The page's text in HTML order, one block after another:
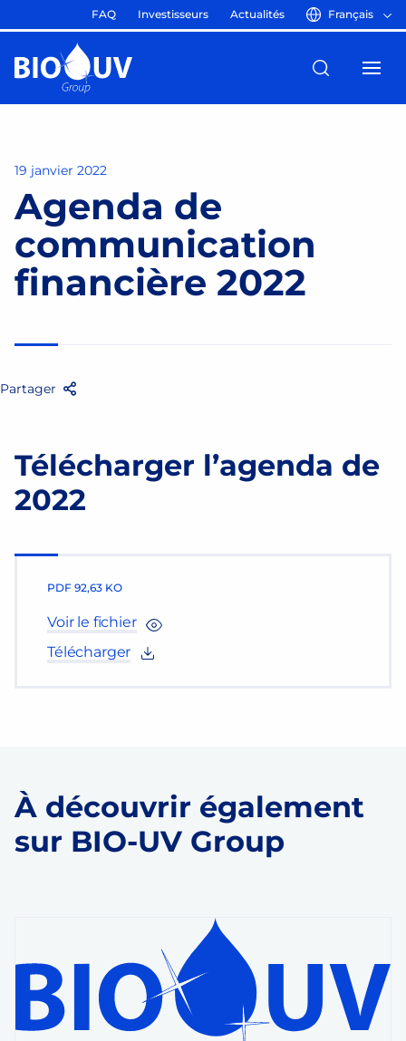
FAQ Investisseurs Actualités Français
19 janvier 2022
Agenda de
communication
financière 2022
Partager
Télécharger l’agenda de
2022
PDF 92,63 KO
Voir le fichier
Télécharger
À découvrir également
sur BIO-UV Group